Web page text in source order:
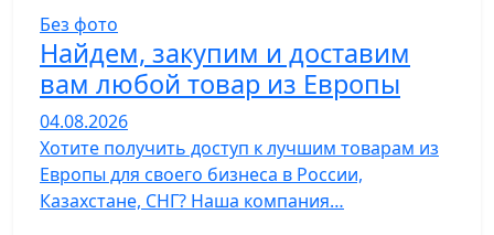
Без фото
Найдем, закупим и доставим
вам любой товар из Европы
04.08.2026
Хотите получить доступ к лучшим товарам из
Европы для своего бизнеса в России,
Казахстане, СНГ? Наша компания…